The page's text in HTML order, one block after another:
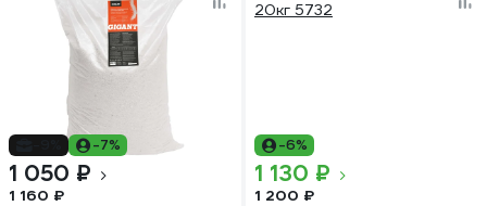
-7%
1 050 ₽
1 160 ₽
-6%
1 130 ₽
1 200 ₽